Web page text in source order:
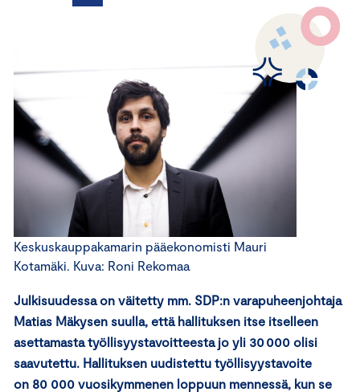
Keskuskauppakamarin pääekonomisti Mauri
Kotamäki. Kuva: Roni Rekomaa
Julkisuudessa on väitetty mm. SDP:n varapuheenjohtaja
Matias Mäkysen suulla, ettähallituksen itse itselleen
asettamastatyöllisyystavoitteesta jo yli 30 000 olisi
saavutettu. Hallituksen uudistettu työllisyystavoite
on 80 000 vuosikymmenen loppuun mennessä, kun se